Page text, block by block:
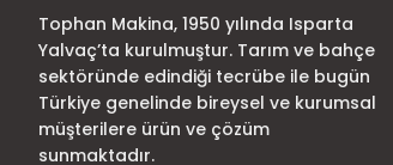
Tophan Makina, 1950 yılında Isparta
Yalvaç’ta kurulmuştur. Tarım ve bahçe
sektöründe edindiği tecrübe ile bugün
Türkiye genelinde bireysel ve kurumsal
müşterilere ürün ve çözüm
sunmaktadır.